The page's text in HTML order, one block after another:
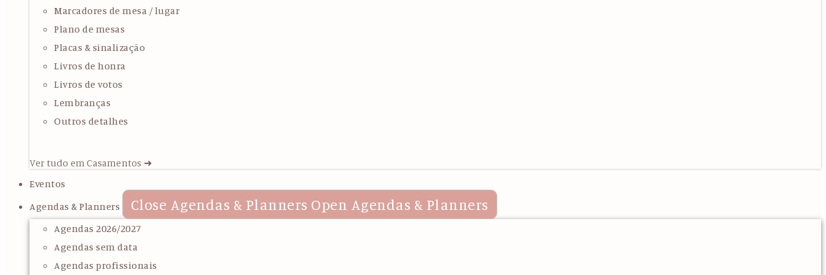
Marcadores de mesa / lugar
Plano de mesas
Placas & sinalização
Livros de honra
Livros de votos
Lembranças
Outros detalhes
Ver tudo em Casamentos ➜
Eventos
Agendas & Planners
Close Agendas & Planners Open Agendas & Planners
Agendas 2026/2027
Agendas sem data
Agendas profissionais